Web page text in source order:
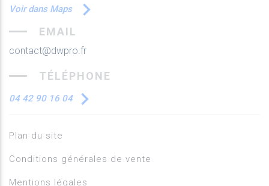
Voir dans Maps
EMAIL
contact@dwpro.fr
TÉLÉPHONE
04 42 90 16 04
Plan du site
Conditions générales de vente
Mentions légales